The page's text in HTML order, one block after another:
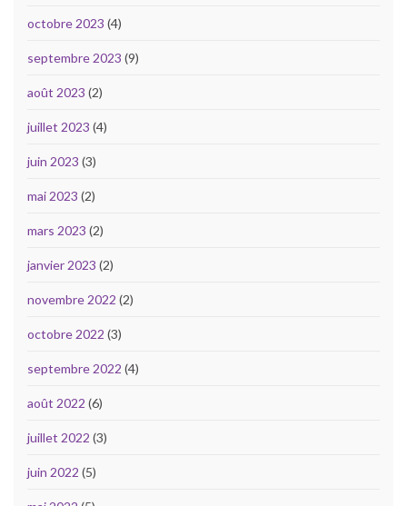
octobre 2023 (4)
septembre 2023 (9)
août 2023 (2)
juillet 2023 (4)
juin 2023 (3)
mai 2023 (2)
mars 2023 (2)
janvier 2023 (2)
novembre 2022 (2)
octobre 2022 (3)
septembre 2022 (4)
août 2022 (6)
juillet 2022 (3)
juin 2022 (5)